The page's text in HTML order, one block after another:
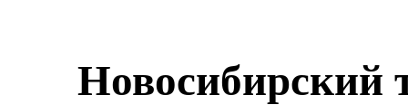
Новосибирский